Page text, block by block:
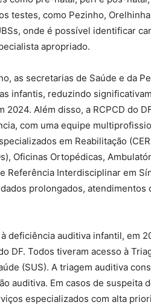
testes, como Pezinho,
onde é possível identificar
apropriado.
as secretarias de Saúde e da
infantis, reduzindo
2024. Além disso, a RCPCD do
com uma equipe
em Reabilitação
Oficinas Ortopédicas,
Referência Interdisciplinar em
prolongados,
deficiência auditiva infantil, em
DF. Todos tiveram acesso à
(SUS). A triagem auditiva
auditiva. Em casos de suspeita
especializados com alta